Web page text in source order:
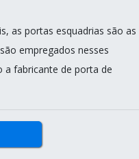
as portas esquadrias são as
empregados nesses
fabricante de porta de